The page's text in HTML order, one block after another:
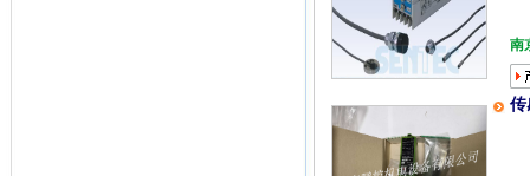
• [网站公告]
住友电
• [网站公告] 佐藤制油
• [最新快讯] 微软3.5
• [最新快讯] 【厂家特
• [最新通知] 日本松下
• [网站公告]
专业销
• [网站公告] 日本日
南
传